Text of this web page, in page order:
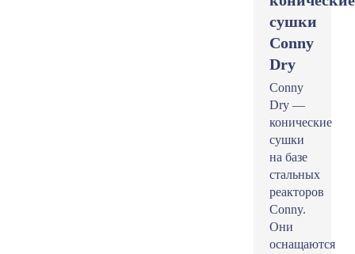
сушки
Conny
Dry
Conny
Dry —
конические
сушки
на базе
стальных
реакторов
Conny.
Они
оснащаются